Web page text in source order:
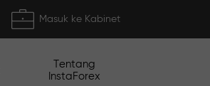
Masuk ke Kabinet
Tentang
InstaForex